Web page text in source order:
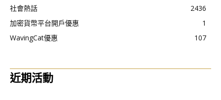
社會熱話
2436
加密貨幣平台開戶優惠
1
WavingCat優惠
107
近期活動